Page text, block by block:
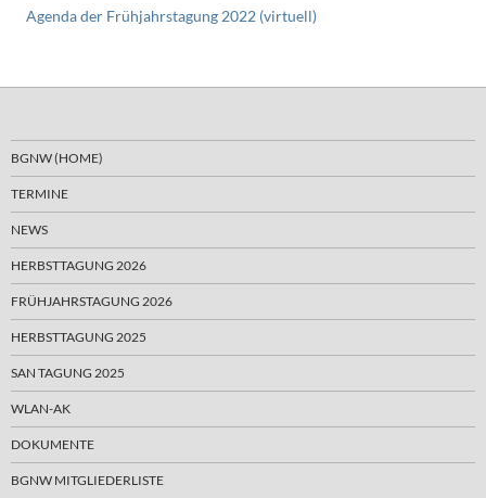
Agenda der Frühjahrstagung 2022 (virtuell)
BGNW (HOME)
TERMINE
NEWS
HERBSTTAGUNG 2026
FRÜHJAHRSTAGUNG 2026
HERBSTTAGUNG 2025
SAN TAGUNG 2025
WLAN-AK
DOKUMENTE
BGNW MITGLIEDERLISTE